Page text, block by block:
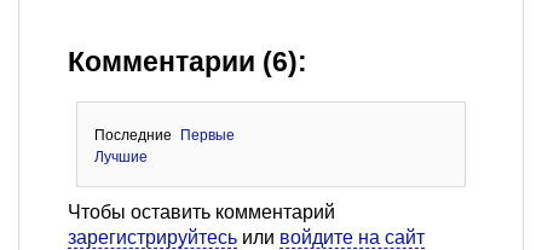
Комментарии (6):
Последние
Первые
Лучшие
Чтобы оставить комментарий
зарегистрируйтесь или войдите на сайт